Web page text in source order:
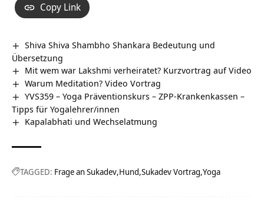
Copy Link
Shiva Shiva Shambho Shankara Bedeutung und
Übersetzung
Mit wem war Lakshmi verheiratet? Kurzvortrag auf Video
Warum Meditation? Video Vortrag
YVS359 – Yoga Präventionskurs – ZPP-Krankenkassen –
Tipps für Yogalehrer/innen
Kapalabhati und Wechselatmung
TAGGED: Frage an Sukadev Hund Sukadev Vortrag Yoga